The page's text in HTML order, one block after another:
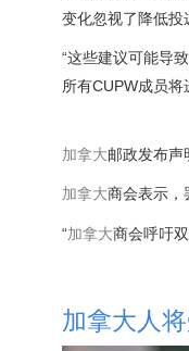
变化忽视了降低投
“这些建议可能导
所有CUPW成员将
加拿大邮政发布声
加拿大商会表示，
“加拿大商会呼吁
加拿大人